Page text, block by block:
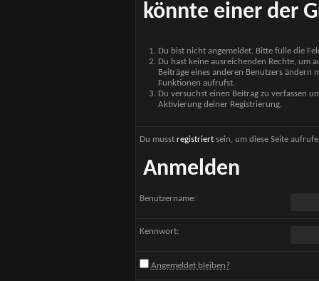
könnte einer der
Du bist nicht angemeldet. Bitte fülle die
Du hast keine ausreichenden Rechte, um
Beiträge eines anderen Benutzers
Funktionen aufrufst.
Du versuchst einen Beitrag zu verfassen
Aktivierung deiner Registrierung.
Du musst registriertsein, um diese Seite
Anmelden
Benutzername:
Kennwort:
Angemeldet bleiben?